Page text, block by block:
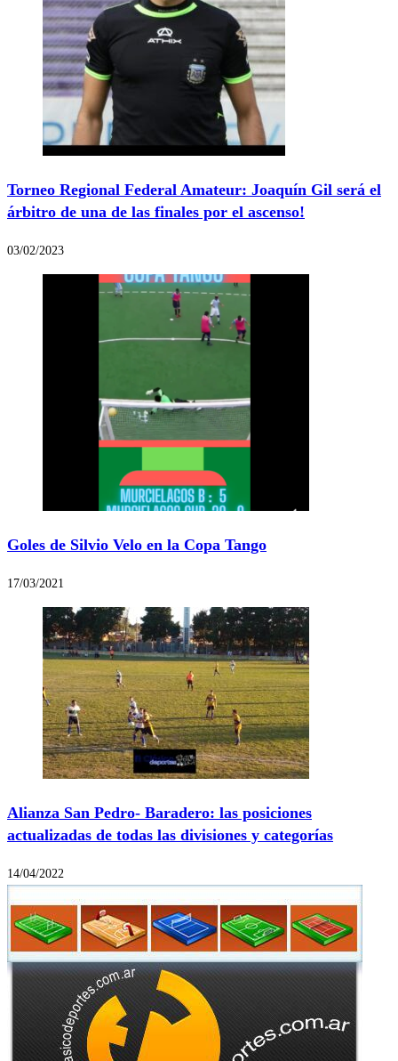
Torneo Regional Federal Amateur: Joaquín Gil será el
árbitro de una de las finales por el ascenso!
03/02/2023
Goles de Silvio Velo en la Copa Tango
17/03/2021
Alianza San Pedro- Baradero: las posiciones
actualizadas de todas las divisiones y categorías
14/04/2022